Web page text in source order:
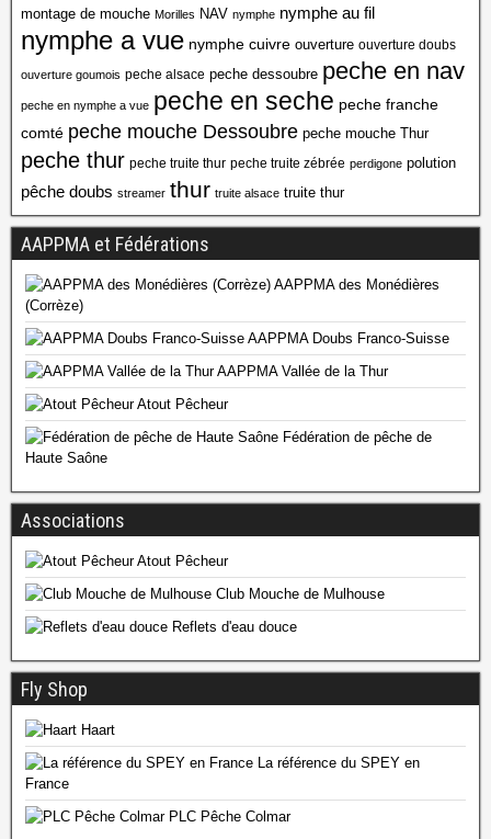
montage de mouche Morilles NAV nymphe nymphe au fil
nymphe a vue nymphe cuivre ouverture ouverture doubs
ouverture goumois peche alsace peche dessoubre peche en nav
peche en nymphe a vue peche en seche peche franche
comté peche mouche Dessoubre peche mouche Thur
peche thur peche truite thur peche truite zébrée perdigone polution
pêche doubs streamer thur truite alsace truite thur
AAPPMA et Fédérations
AAPPMA des Monédières
(Corrèze)
AAPPMA Doubs Franco-Suisse
AAPPMA Vallée de la Thur
Atout Pêcheur
Fédération de pêche de
Haute Saône
Associations
Atout Pêcheur
Club Mouche de Mulhouse
Reflets d'eau douce
Fly Shop
Haart
La référence du SPEY en
France
PLC Pêche Colmar